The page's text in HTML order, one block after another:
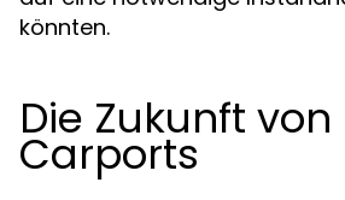
könnten.
Die Zukunft von
Carports